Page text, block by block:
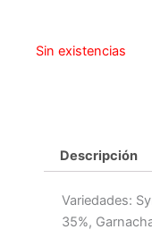
Sin existencias
Descripción
Variedades:
35%,